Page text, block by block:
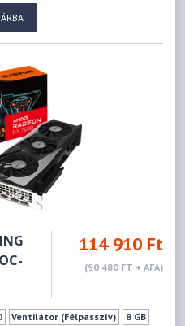
114 910 Ft
(90 480 FT + ÁFA)
Ventilátor (Félpasszív)
8 GB